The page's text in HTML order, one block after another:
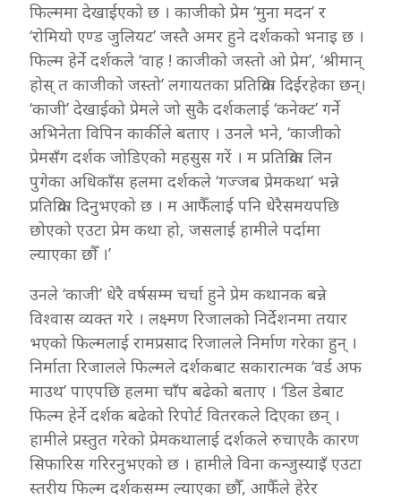
फिल्ममा देखाईएको छ । काजीको प्रेम ‘मुना मदन’ र
‘रोमियो एण्ड जुलियट’ जस्तै अमर हुने दर्शकको भनाइ छ ।
फिल्म हेर्ने दर्शकले ‘वाह ! काजीको जस्तो ओ प्रेम’, ‘श्रीमान्
होस् त काजीको जस्तो’ लगायतका प्रतिक्रिया दिईरहेका छन्।
‘काजी’ देखाईको प्रेमले जो सुकै दर्शकलाई ‘कनेक्ट’ गर्ने
अभिनेता विपिन कार्कीले बताए । उनले भने, ‘काजीको
प्रेमसँग दर्शक जोडिएको महसुस गरें । म प्रतिक्रिया लिन
पुगेका अधिकाँस हलमा दर्शकले ‘गज्जब प्रेमकथा’ भन्ने
प्रतिक्रिया दिनुभएको छ । म आफैँलाई पनि धेरैसमयपछि
छोएको एउटा प्रेम कथा हो, जसलाई हामीले पर्दामा
ल्याएका छौँ ।’
उनले ‘काजी’ धेरै वर्षसम्म चर्चा हुने प्रेम कथानक बन्ने
विश्वास व्यक्त गरे । लक्ष्मण रिजालको निर्देशनमा तयार
भएको फिल्मलाई रामप्रसाद रिजालले निर्माण गरेका हुन् ।
निर्माता रिजालले फिल्मले दर्शकबाट सकारात्मक ‘वर्ड अफ
माउथ’ पाएपछि हलमा चाँप बढेको बताए । ‘डिल डेबाट
फिल्म हेर्ने दर्शक बढेको रिपोर्ट वितरकले दिएका छन् ।
हामीले प्रस्तुत गरेको प्रेमकथालाई दर्शकले रुचाएकै कारण
सिफारिस गरिरनुभएको छ । हामीले विना कन्जुस्याइँ एउटा
स्तरीय फिल्म दर्शकसम्म ल्याएका छौँ, आफैँले हेरेर